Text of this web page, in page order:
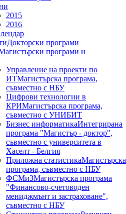
2015
2016
Докторски програми
програми и
Управление на проекти по
ИТМагистърска програма,
съвместно с НБУ
Цифрови технологии в
КРИМагистърска програма,
съвместно с УНИБИТ
Бизнес информатикаИнтегрирана
програма "Магистър - доктор",
съвместно с университета в
Хаселт - Белгия
Приложна статистикаМагистърска
програма, съвместно с НБУ
ФСМиЗМагистърска програма
"Финансово-счетоводен
мениджмънт и застраховане",
съвместно с НБУ